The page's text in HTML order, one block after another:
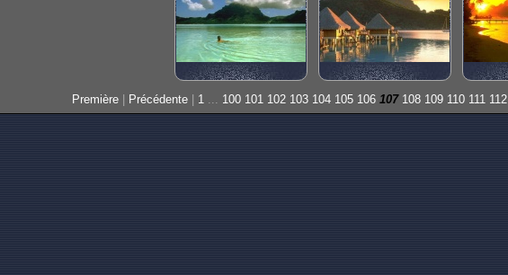
Première Précédente 1 ... 100 101 102 103 104 105 106 107 108 109 110 111 112